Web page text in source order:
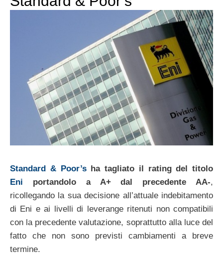
Standard & Poor’s
ha tagliato il rating del titolo
Eni
portandolo a A+ dal precedente AA-,
ricollegando la sua decisione all’attuale indebitamento
di Eni e ai livelli di leverange ritenuti non compatibili
con la precedente valutazione, soprattutto alla luce del
fatto che non sono previsti cambiamenti a breve
termine.